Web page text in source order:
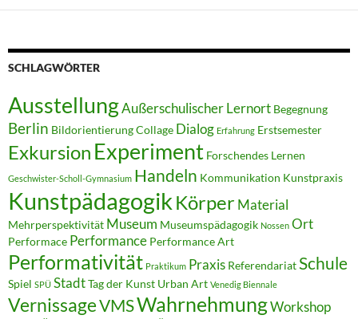
SCHLAGWÖRTER
AusstellungAußerschulischer Lernort Begegnung
Berlin BildorientierungCollage Dialog Erfahrung Erstsemester
Exkursion Experiment Forschendes Lernen
Geschwister-Scholl-Gymnasium Handeln Kommunikation Kunstpraxis
Kunstpädagogik Körper Material
Mehrperspektivität Museum Museumspädagogik Nossen Ort
Performace Performance Performance Art
Performativität Praktikum Praxis Referendariat Schule
Spiel SPÜ StadtTag der Kunst Urban Art Venedig Biennale
VernissageVMSWahrnehmungWorkshop